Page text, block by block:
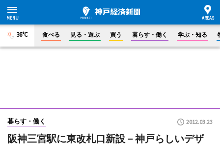
36°C 食べる 見る・遊ぶ 買う 暮らす・働く 学ぶ・知る
暮らす・働く 2012.03.23
阪神三宮駅に東改札口新設－神戸らしいデザ